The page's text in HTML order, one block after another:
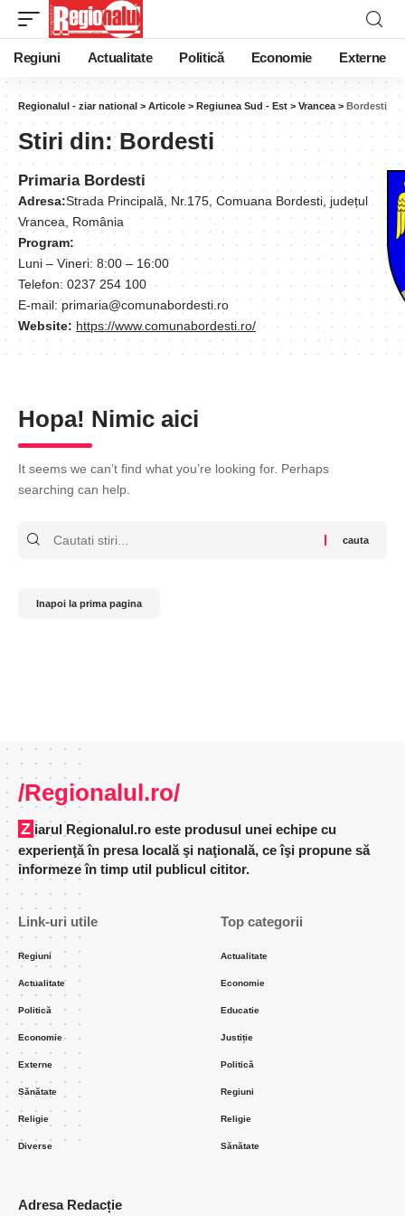
Regiuni Actualitate Politică Economie Externe
Regionalul - ziar national > Articole > Regiunea Sud - Est > Vrancea > Bordesti
Stiri din:Bordesti
Primaria Bordesti
Adresa:Strada Principală, Nr.175, Comuana Bordesti, județul
Vrancea, România
Program:
Luni – Vineri: 8:00 – 16:00
Telefon: 0237 254 100
E-mail: primaria@comunabordesti.ro
Website: https://www.comunabordesti.ro/
Hopa! Nimic aici
It seems we can’t find what you’re looking for. Perhaps
searching can help.
Inapoi la prima pagina
/Regionalul.ro/
Ziarul Regionalul.ro este produsul unei echipe cu
experienţă în presa locală şi naţională, ce îşi propune să
informeze în timp util publicul cititor.
Link-uri utile
Regiuni
Actualitate
Politică
Economie
Externe
Sănătate
Religie
Diverse
Top categorii
Actualitate
Economie
Educatie
Justiție
Politică
Regiuni
Religie
Sănătate
Adresa Redacție